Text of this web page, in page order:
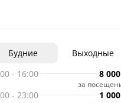
Будние
Выходные
- 16:00 8 000
за
-23:00 1 000